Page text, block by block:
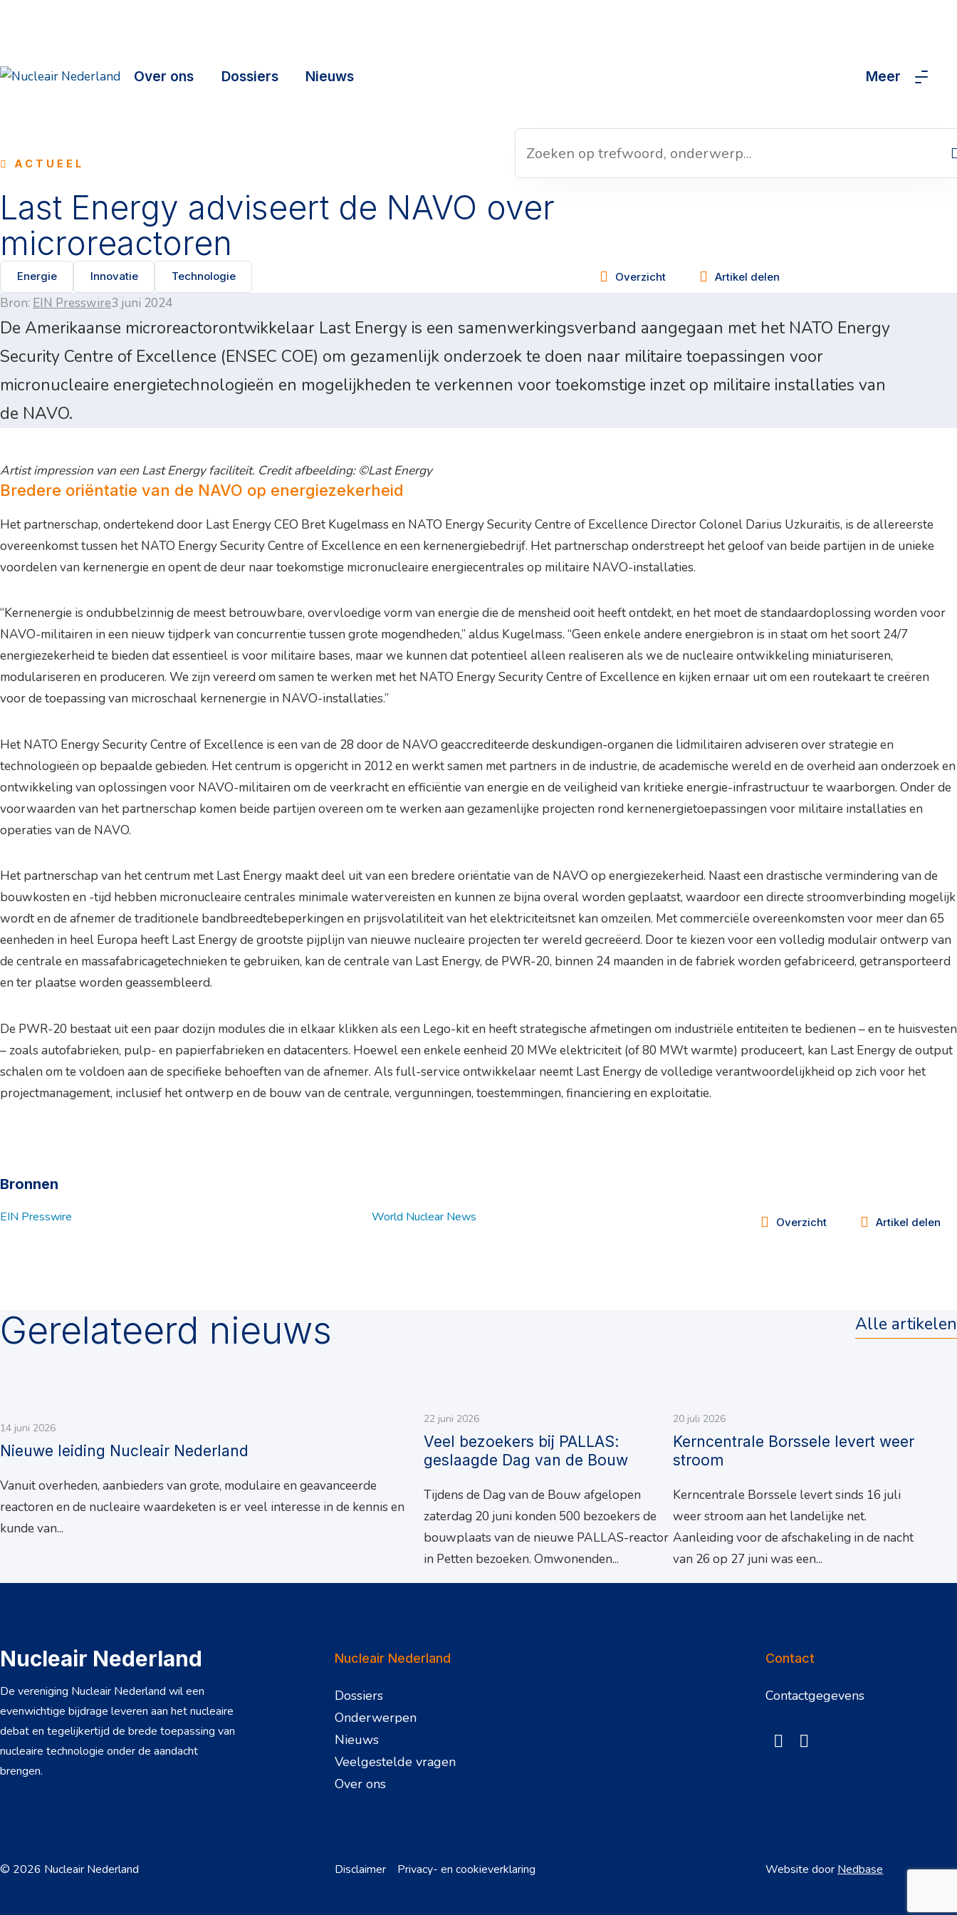
Over ons Dossiers Nieuws Meer
ACTUEEL
Last Energy adviseert de NAVO over
microreactoren
Energie Innovatie Technologie Overzicht Artikel delen
Bron: EIN Presswire3 juni 2024
De Amerikaanse microreactorontwikkelaar Last Energy is een samenwerkingsverband aangegaan met het NATO Energy
Security Centre of Excellence (ENSEC COE) om gezamenlijk onderzoek te doen naar militaire toepassingen voor
micronucleaire energietechnologieën en mogelijkheden te verkennen voor toekomstige inzet op militaire installaties van
de NAVO.
Artist impression van een Last Energy faciliteit. Credit afbeelding: ©Last Energy
Bredere oriëntatie van de NAVO op energiezekerheid
Het partnerschap, ondertekend door Last Energy CEO Bret Kugelmass en NATO Energy Security Centre of Excellence Director Colonel Darius Uzkuraitis, is de allereerste
overeenkomst tussen het NATO Energy Security Centre of Excellence en een kernenergiebedrijf. Het partnerschap onderstreept het geloof van beide partijen in de unieke
voordelen van kernenergie en opent de deur naar toekomstige micronucleaire energiecentrales op militaire NAVO-installaties.
“Kernenergie is ondubbelzinnig de meest betrouwbare, overvloedige vorm van energie die de mensheid ooit heeft ontdekt, en het moet de standaardoplossing worden voor
NAVO-militairen in een nieuw tijdperk van concurrentie tussen grote mogendheden,” aldus Kugelmass. “Geen enkele andere energiebron is in staat om het soort 24/7
energiezekerheid te bieden dat essentieel is voor militaire bases, maar we kunnen dat potentieel alleen realiseren als we de nucleaire ontwikkeling miniaturiseren,
modulariseren en produceren. We zijn vereerd om samen te werken met het NATO Energy Security Centre of Excellence en kijken ernaar uit om een routekaart te creëren
voor de toepassing van microschaal kernenergie in NAVO-installaties.”
Het NATO Energy Security Centre of Excellence is een van de 28 door de NAVO geaccrediteerde deskundigen-organen die lidmilitairen adviseren over strategie en
technologieën op bepaalde gebieden. Het centrum is opgericht in 2012 en werkt samen met partners in de industrie, de academische wereld en de overheid aan onderzoek en
ontwikkeling van oplossingen voor NAVO-militairen om de veerkracht en efficiëntie van energie en de veiligheid van kritieke energie-infrastructuur te waarborgen. Onder de
voorwaarden van het partnerschap komen beide partijen overeen om te werken aan gezamenlijke projecten rond kernenergietoepassingen voor militaire installaties en
operaties van de NAVO.
Het partnerschap van het centrum met Last Energy maakt deel uit van een bredere oriëntatie van de NAVO op energiezekerheid. Naast een drastische vermindering van de
bouwkosten en -tijd hebben micronucleaire centrales minimale watervereisten en kunnen ze bijna overal worden geplaatst, waardoor een directe stroomverbinding mogelijk
wordt en de afnemer de traditionele bandbreedtebeperkingen en prijsvolatiliteit van het elektriciteitsnet kan omzeilen. Met commerciële overeenkomsten voor meer dan 65
eenheden in heel Europa heeft Last Energy de grootste pijplijn van nieuwe nucleaire projecten ter wereld gecreëerd. Door te kiezen voor een volledig modulair ontwerp van
de centrale en massafabricagetechnieken te gebruiken, kan de centrale van Last Energy, de PWR-20, binnen 24 maanden in de fabriek worden gefabriceerd, getransporteerd
en ter plaatse worden geassembleerd.
De PWR-20 bestaat uit een paar dozijn modules die in elkaar klikken als een Lego-kit en heeft strategische afmetingen om industriële entiteiten te bedienen – en te huisvesten
– zoals autofabrieken, pulp- en papierfabrieken en datacenters. Hoewel een enkele eenheid 20 MWe elektriciteit (of 80 MWt warmte) produceert, kan Last Energy de output
schalen om te voldoen aan de specifieke behoeften van de afnemer. Als full-service ontwikkelaar neemt Last Energy de volledige verantwoordelijkheid op zich voor het
projectmanagement, inclusief het ontwerp en de bouw van de centrale, vergunningen, toestemmingen, financiering en exploitatie.
Bronnen
EIN Presswire World Nuclear News Overzicht Artikel delen
Gerelateerd nieuws Alle artikelen
Nieuwe leiding Nucleair Nederland
14 juni 2026
Vanuit overheden, aanbieders van grote, modulaire en geavanceerde
reactoren en de nucleaire waardeketen is er veel interesse in de kennis en
kunde van...
Veel bezoekers bij PALLAS:
geslaagde Dag van de Bouw
22 juni 2026
Tijdens de Dag van de Bouw afgelopen
zaterdag 20 juni konden 500 bezoekers de
bouwplaats van de nieuwe PALLAS-reactor
in Petten bezoeken. Omwonenden...
Kerncentrale Borssele levert weer
stroom
20 juli 2026
Kerncentrale Borssele levert sinds 16 juli
weer stroom aan het landelijke net.
Aanleiding voor de afschakeling in de nacht
van 26 op 27 juni was een...
Nucleair Nederland
De vereniging Nucleair Nederland wil een
evenwichtige bijdrage leveren aan het nucleaire
debat en tegelijkertijd de brede toepassing van
nucleaire technologie onder de aandacht
brengen.
Nucleair Nederland
Dossiers
Onderwerpen
Nieuws
Veelgestelde vragen
Over ons
Contact
Contactgegevens
© 2026 Nucleair Nederland Disclaimer Privacy- en cookieverklaring Website door Nedbase